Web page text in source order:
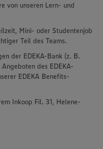
von unseren Lern- und
Mini- oder Studentenjob
Teil des Teams.
der EDEKA-Bank (z. B.
des EDEKA-
EDEKA Benefits-
Inkoop Fil. 31, Helene-